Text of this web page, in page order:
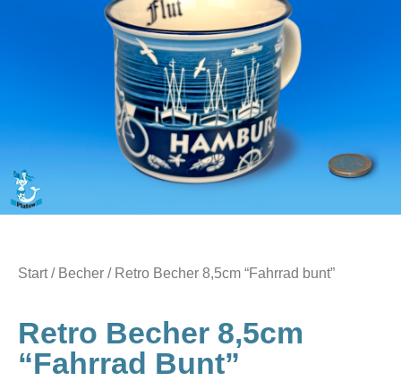
Start/ Becher / Retro Becher 8,5cm “Fahrrad bunt”
Retro Becher 8,5cm
“Fahrrad Bunt”